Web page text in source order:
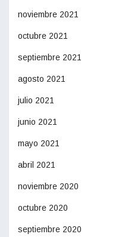
noviembre 2021
octubre 2021
septiembre 2021
agosto 2021
julio 2021
junio 2021
mayo 2021
abril 2021
noviembre 2020
octubre 2020
septiembre 2020